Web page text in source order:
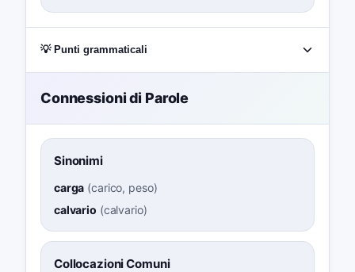
💡 Punti grammaticali
Connessioni di Parole
Sinonimi
carga (carico, peso)
calvario (calvario)
Collocazioni Comuni